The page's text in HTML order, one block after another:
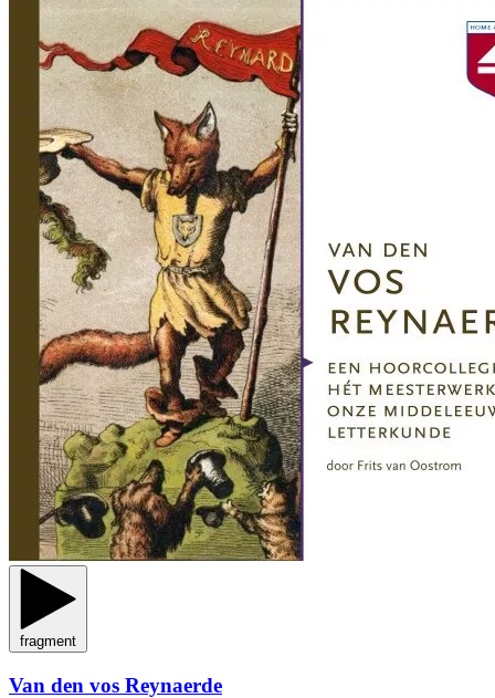
fragment
Van den vos Reynaerde